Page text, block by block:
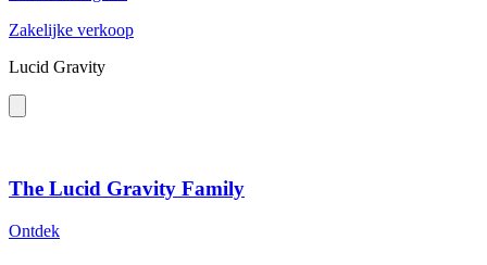
Zakelijke verkoop
Lucid Gravity
The Lucid Gravity Family
Ontdek